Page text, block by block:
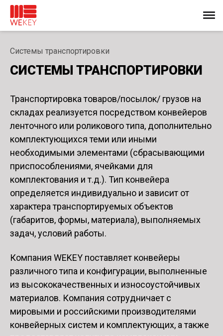
Системы транспортировки
СИСТЕМЫ ТРАНСПОРТИРОВКИ
Транспортировка товаров/посылок/ грузов на
складах реализуется посредством конвейеров
ленточного или роликового типа, дополнительно
комплектующихся теми или иными
необходимыми элементами (сбрасывающими
приспособлениями, ячейками для
комплектования и т.д.). Тип конвейера
определяется индивидуально и зависит от
характера транспортируемых объектов
(габаритов, формы, материала), выполняемых
задач, условий работы.
Компания WEKEY поставляет конвейеры
различного типа и конфигурации, выполненные
из высококачественных и износоустойчивых
материалов. Компания сотрудничает с
мировыми и российскими производителями
конвейерных систем и комплектующих, а также